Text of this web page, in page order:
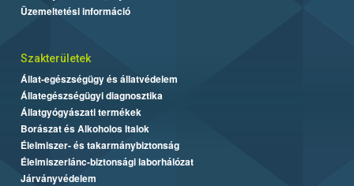
Üzemeltetési információ
Szakterületek
Állat-egészségügy és állatvédelem
Állategészségügyi diagnosztika
Állatgyógyászati termékek
Borászat és Alkoholos Italok
Élelmiszer- és takarmánybiztonság
Élelmiszerlánc-biztonsági laborhálózat
Járványvédelem